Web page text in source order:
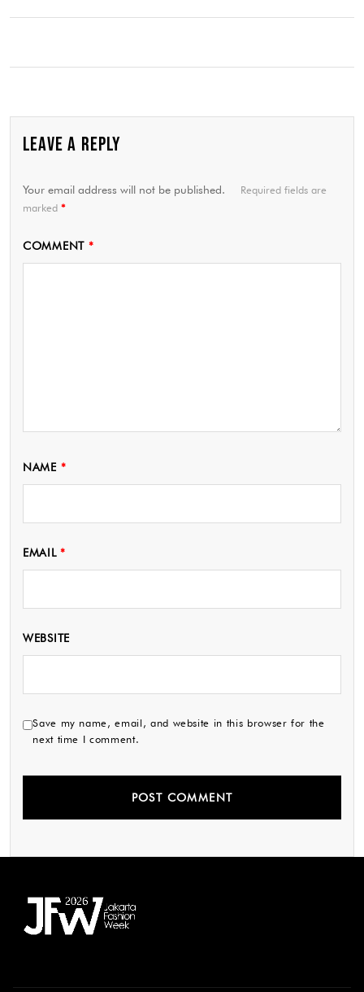
LEAVE A REPLY
Your email address will not be published.
Required fields are
marked *
COMMENT *
NAME *
EMAIL*
WEBSITE
Save my name, email, and website in this browser for the
next time I comment.